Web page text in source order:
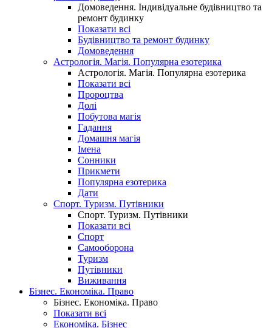
Домоведення. Індивідуальне будівництво та
ремонт будинку
Показати всі
Будівництво та ремонт будинку
Домоведення
Астрологія. Магія. Популярна езотерика
Астрологія. Магія. Популярна езотерика
Показати всі
Пророцтва
Долі
Побутова магія
Гадання
Домашня магія
Імена
Сонники
Прикмети
Популярна езотерика
Дати
Спорт. Туризм. Путівники
Спорт. Туризм. Путівники
Показати всі
Спорт
Самооборона
Туризм
Путівники
Виживання
Бізнес. Економіка. Право
Бізнес. Економіка. Право
Показати всі
Економіка. Бізнес